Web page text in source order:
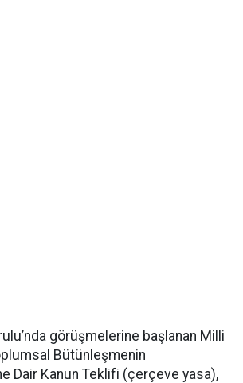
görüşmelerine başlanan Milli
Bütünleşmenin
Dair Kanun Teklifi (çerçeve yasa),